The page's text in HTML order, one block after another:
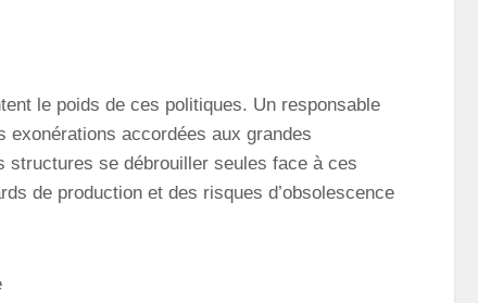
le poids de ces politiques. Un responsable
exonérations accordées aux grandes
se débrouiller seules face à ces
de production et des risques d’obsolescence